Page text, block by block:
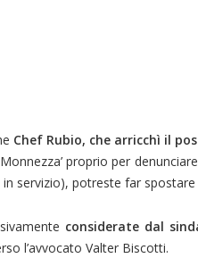
Chef Rubio, che arricchì il
proprio per
servizio), potreste far
considerate dal
l’avvocato Valter Biscotti.